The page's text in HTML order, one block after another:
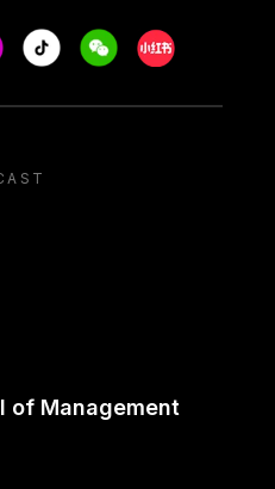
Tiktok WeechatXiaohongshu/
of Management